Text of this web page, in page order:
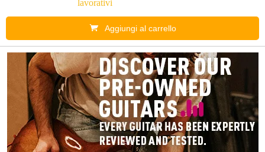
lavorativi
Aggiungi al carrello